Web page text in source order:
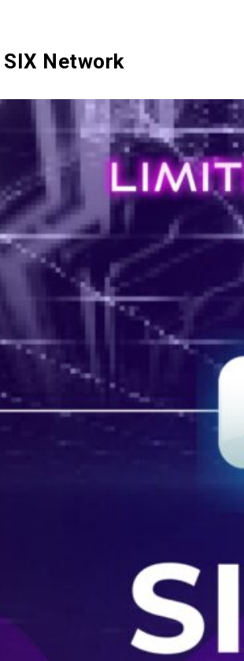
Network